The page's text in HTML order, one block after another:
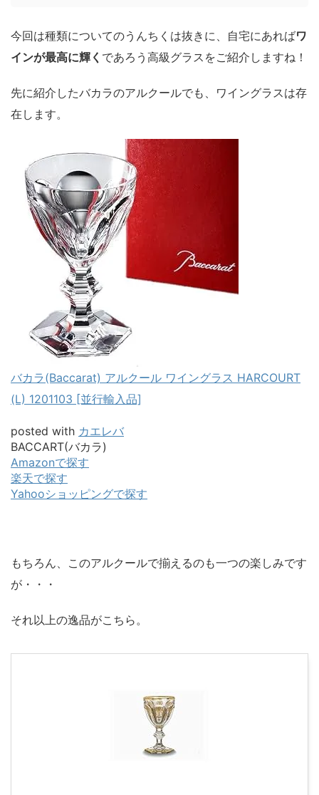
今回は種類についてのうんちくは抜きに、自宅にあればワ
インが最高に輝く であろう高級グラスをご紹介しますね！
先に紹介したバカラのアルクールでも、ワイングラスは存
在します。
バカラ(Baccarat) アルクール ワイングラス HARCOURT
(L) 1201103 [並行輸入品]
posted with カエレバ
BACCART(バカラ)
Amazonで探す
楽天で探す
Yahooショッピングで探す
もちろん、このアルクールで揃えるのも一つの楽しみです
が・・・
それ以上の逸品がこちら。